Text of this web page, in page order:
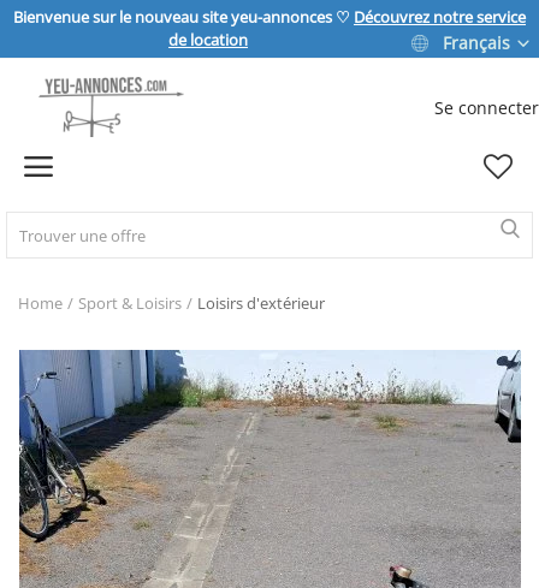
Bienvenue sur le nouveau site yeu-annonces ♡ Découvrez notre service
de location
Français
Se connecter
Home
IMMOBILIER
MAISON & JARDIN
SPORT & LOISIRS
VÉHICULE
Home Sport & Loisirs Loisirs d'extérieur